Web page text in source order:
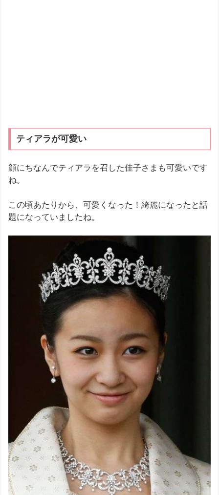
ティアラが可愛い
顔にちなんでティアラを召した佳子さまも可愛いです
ね。
この頃あたりから、可愛くなった！綺麗になったと話
題になっていましたね。